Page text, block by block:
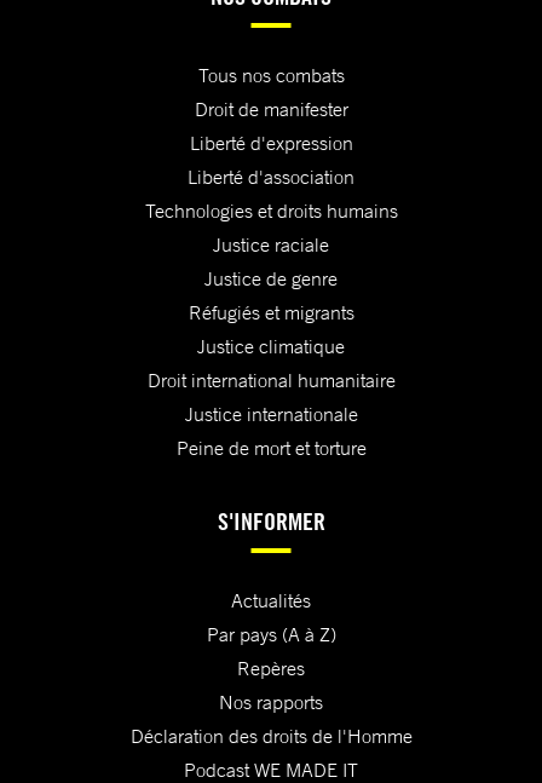
Tous nos combats
Droit de manifester
Liberté d'expression
Liberté d'association
Technologies et droits humains
Justice raciale
Justice de genre
Réfugiés et migrants
Justice climatique
Droit international humanitaire
Justice internationale
Peine de mort et torture
S'INFORMER
Actualités
Par pays (A à Z)
Repères
Nos rapports
Déclaration des droits de l'Homme
Podcast WE MADE IT